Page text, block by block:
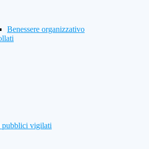
Benessere organizzativo
pubblici vigilati